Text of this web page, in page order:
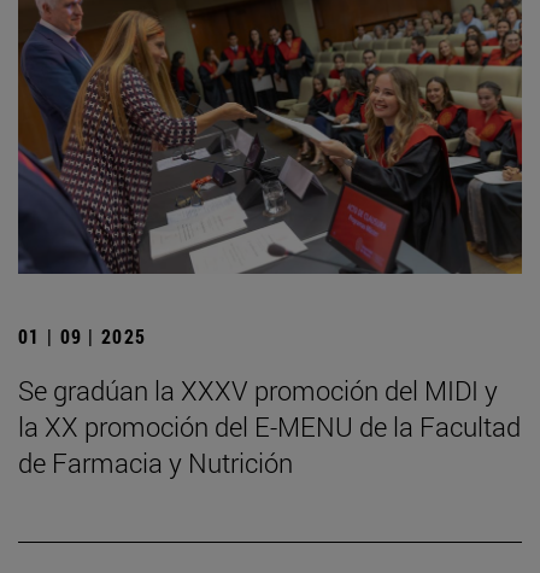
01 | 09 | 2025
Se gradúan la XXXV promoción del MIDI y
la XX promoción del E-MENU de la Facultad
de Farmacia y Nutrición